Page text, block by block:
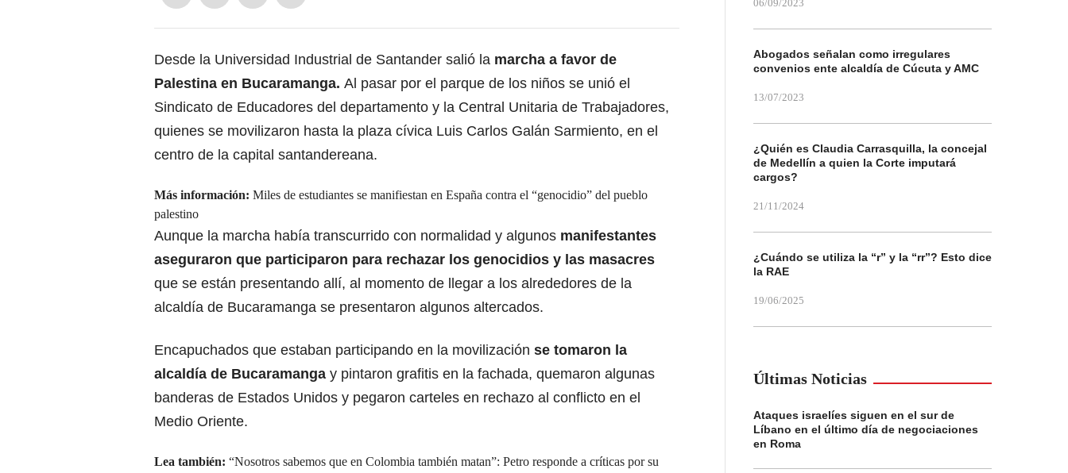
Desde la Universidad Industrial de Santander salió la marcha a favor de
Palestina en Bucaramanga. Al pasar por el parque de los niños se unió el
Sindicato de Educadores del departamento y la Central Unitaria de Trabajadores,
quienes se movilizaron hasta la plaza cívica Luis Carlos Galán Sarmiento, en el
centro de la capital santandereana.
Más información: Miles de estudiantes se manifiestan en España contra el “genocidio” del pueblo
palestino
Aunque la marcha había transcurrido con normalidad y algunos manifestantes
aseguraron que participaron para rechazar los genocidios y las masacres
que se están presentando allí, al momento de llegar a los alrededores de la
alcaldía de Bucaramanga se presentaron algunos altercados.
Encapuchados que estaban participando en la movilización se tomaron la
alcaldía de Bucaramanga y pintaron grafitis en la fachada, quemaron algunas
banderas de Estados Unidos y pegaron carteles en rechazo al conflicto en el
Medio Oriente.
Lea también: “Nosotros sabemos que en Colombia también matan”: Petro responde a críticas por su
06/09/2023
Abogados señalan como irregulares
convenios ente alcaldía de Cúcuta y AMC
13/07/2023
¿Quién es Claudia Carrasquilla, la concejal
de Medellín a quien la Corte imputará
cargos?
21/11/2024
¿Cuándo se utiliza la “r” y la “rr”? Esto dice
la RAE
19/06/2025
Últimas Noticias
Ataques israelíes siguen en el sur de
Líbano en el último día de negociaciones
en Roma